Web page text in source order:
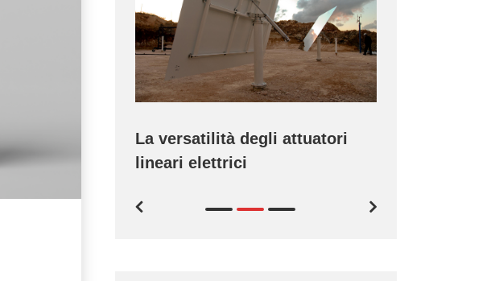
La versatilità degli attuatori
lineari elettrici
Calendario fiere MecVel